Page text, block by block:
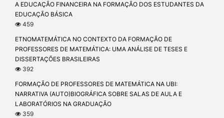
A EDUCAÇÃO FINANCEIRA NA FORMAÇÃO DOS ESTUDANTES DA
EDUCAÇÃO BÁSICA
459
ETNOMATEMÁTICA NO CONTEXTO DA FORMAÇÃO DE
PROFESSORES DE MATEMÁTICA: UMA ANÁLISE DE TESES E
DISSERTAÇÕES BRASILEIRAS
392
FORMAÇÃO DE PROFESSORES DE MATEMÁTICA NA UBI:
NARRATIVA (AUTO)BIOGRÁFICA SOBRE SALAS DE AULA E
LABORATÓRIOS NA GRADUAÇÃO
359